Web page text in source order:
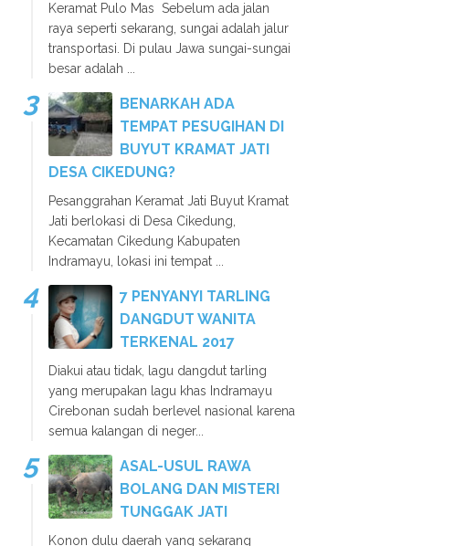
Keramat Pulo Mas Sebelum ada jalan
raya seperti sekarang, sungai adalah jalur
transportasi. Di pulau Jawa sungai-sungai
besar adalah ...
BENARKAH ADA
TEMPAT PESUGIHAN DI
BUYUT KRAMAT JATI
DESA CIKEDUNG?
Pesanggrahan Keramat Jati Buyut Kramat
Jati berlokasi di Desa Cikedung,
Kecamatan Cikedung Kabupaten
Indramayu, lokasi ini tempat ...
7 PENYANYI TARLING
DANGDUT WANITA
TERKENAL 2017
Diakui atau tidak, lagu dangdut tarling
yang merupakan lagu khas Indramayu
Cirebonan sudah berlevel nasional karena
semua kalangan di neger...
ASAL-USUL RAWA
BOLANG DAN MISTERI
TUNGGAK JATI
Konon dulu daerah yang sekarang